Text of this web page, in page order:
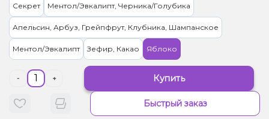
Секрет Ментол/Эвкалипт, Черника/Голубика
Апельсин, Арбуз, Грейпфрут, Клубника, Шампанское
Ментол/Эвкалипт Зефир, Какао Яблоко
- + Купить
Быстрый заказ